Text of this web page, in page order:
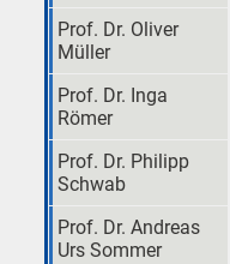
Prof. Dr. Oliver
Müller
Prof. Dr. Inga
Römer
Prof. Dr. Philipp
Schwab
Prof. Dr. Andreas
Urs Sommer